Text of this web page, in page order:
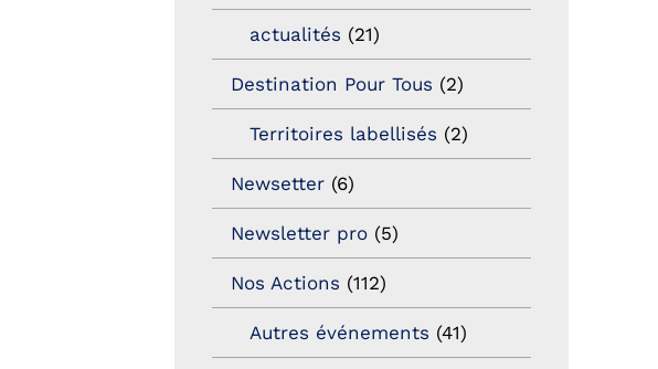
actualités (21)
Destination Pour Tous (2)
Territoires labellisés (2)
Newsetter (6)
Newsletter pro (5)
Nos Actions (112)
Autres événements (41)